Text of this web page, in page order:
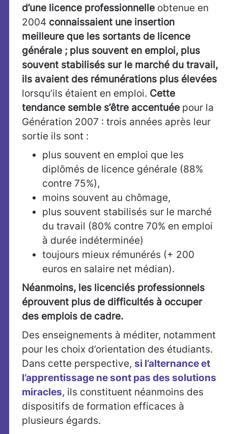
d’une licence professionnelle obtenue en
2004 connaissaient une insertion
meilleure que les sortants de licence
générale ; plus souvent en emploi, plus
souvent stabilisés sur le marché du travail,
ils avaient des rémunérations plus élevées
lorsqu’ils étaient en emploi. Cette
tendance semble s’être accentuée pour la
Génération 2007 : trois années après leur
sortie ils sont :
plus souvent en emploi que les
diplômés de licence générale (88%
contre 75%),
moins souvent au chômage,
plus souvent stabilisés sur le marché
du travail (80% contre 70% en emploi
à durée indéterminée)
toujours mieux rémunérés (+ 200
euros en salaire net médian).
Néanmoins, les licenciés professionnels
éprouvent plus de difficultés à occuper
des emplois de cadre.
Des enseignements à méditer, notamment
pour les choix d’orientation des étudiants.
Dans cette perspective, si l’alternance et
l’apprentissage ne sont pas des solutions
miracles, ils constituent néanmoins des
dispositifs de formation efficaces à
plusieurs égards.